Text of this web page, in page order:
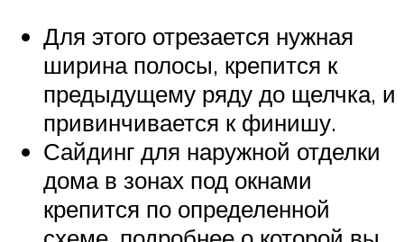
Для этого отрезается нужная
ширина полосы, крепится к
предыдущему ряду до щелчка, и
привинчивается к финишу.
Сайдинг для наружной отделки
дома в зонах под окнами
крепится по определенной